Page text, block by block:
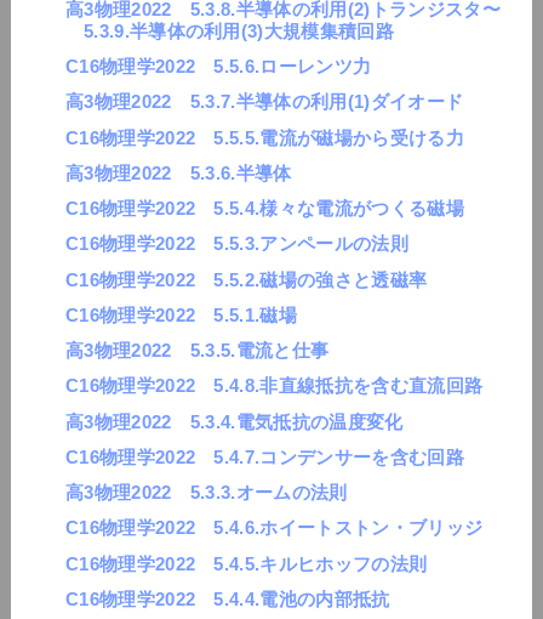
高3物理2022 5.3.8.半導体の利用(2)トランジスタ〜
5.3.9.半導体の利用(3)大規模集積回路
C16物理学2022 5.5.6.ローレンツ力
高3物理2022 5.3.7.半導体の利用(1)ダイオード
C16物理学2022 5.5.5.電流が磁場から受ける力
高3物理2022 5.3.6.半導体
C16物理学2022 5.5.4.様々な電流がつくる磁場
C16物理学2022 5.5.3.アンペールの法則
C16物理学2022 5.5.2.磁場の強さと透磁率
C16物理学2022 5.5.1.磁場
高3物理2022 5.3.5.電流と仕事
C16物理学2022 5.4.8.非直線抵抗を含む直流回路
高3物理2022 5.3.4.電気抵抗の温度変化
C16物理学2022 5.4.7.コンデンサーを含む回路
高3物理2022 5.3.3.オームの法則
C16物理学2022 5.4.6.ホイートストン・ブリッジ
C16物理学2022 5.4.5.キルヒホッフの法則
C16物理学2022 5.4.4.電池の内部抵抗